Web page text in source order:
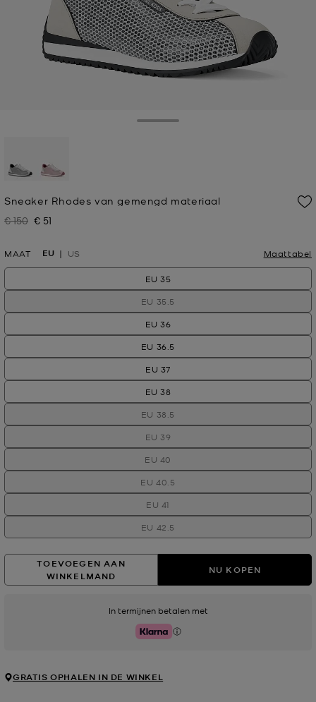
Sneaker Rhodes van gemengd materiaal
Was
€ 150 Nu
€ 51
MAAT EU US Maattabel
EU 35
EU 35.5
EU 36
EU 36.5
EU 37
EU 38
EU 38.5
EU 39
EU 40
EU 40.5
EU 41
EU 42.5
TOEVOEGEN AAN
WINKELMAND
NU KOPEN
In termijnen betalen met
Klarna
GRATIS OPHALEN IN DE WINKEL